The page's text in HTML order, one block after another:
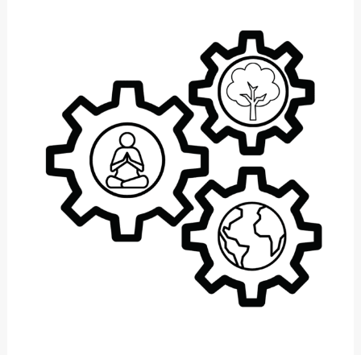
POLITISCHE,
ÖKOLOGISCHE
UND
GLOBALE
INITIATIVEN